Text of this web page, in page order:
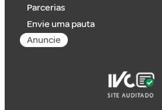
Parcerias
Envie uma pauta
Anuncie